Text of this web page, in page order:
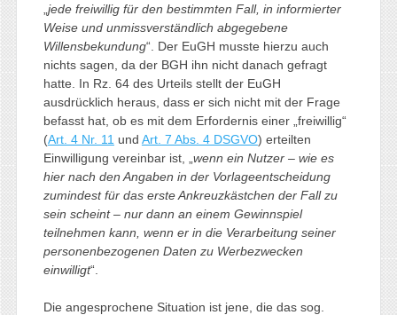
jede freiwillig für den bestimmten Fall, in informierter
Weise und unmissverständlich abgegebene
Willensbekundung“. Der EuGH musste hierzu auch
nichts sagen, da der BGH ihn nicht danach gefragt
hatte. In Rz. 64 des Urteils stellt der EuGH
ausdrücklich heraus, dass er sich nicht mit der Frage
befasst hat, ob es mit dem Erfordernis einer „freiwillig“
(Art. 4 Nr. 11 und Art. 7 Abs. 4 DSGVO) erteilten
Einwilligung vereinbar ist, „ wenn ein Nutzer – wie es
hier nach den Angaben in der Vorlageentscheidung
zumindest für das erste Ankreuzkästchen der Fall zu
sein scheint – nur dann an einem Gewinnspiel
teilnehmen kann, wenn er in die Verarbeitung seiner
personenbezogenen Daten zu Werbezwecken
einwilligt“.
Die angesprochene Situation ist jene, die das sog.